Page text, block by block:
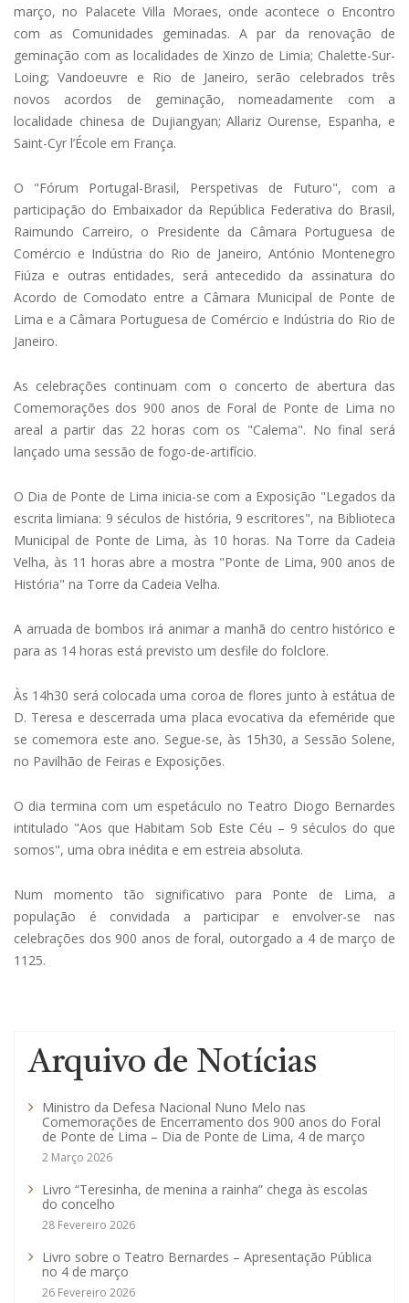
março, no Palacete Villa Moraes, onde acontece o Encontro
com as Comunidades geminadas. A par da renovação de
geminação com as localidades de Xinzo de Limia; Chalette-Sur-
Loing; Vandoeuvre e Rio de Janeiro, serão celebrados três
novos acordos de geminação, nomeadamente com a
localidade chinesa de Dujiangyan; Allariz Ourense, Espanha, e
Saint-Cyr l’École em França.
O "Fórum Portugal-Brasil, Perspetivas de Futuro", com a
participação do Embaixador da República Federativa do Brasil,
Raimundo Carreiro, o Presidente da Câmara Portuguesa de
Comércio e Indústria do Rio de Janeiro, António Montenegro
Fiúza e outras entidades, será antecedido da assinatura do
Acordo de Comodato entre a Câmara Municipal de Ponte de
Lima e a Câmara Portuguesa de Comércio e Indústria do Rio de
Janeiro.
As celebrações continuam com o concerto de abertura das
Comemorações dos 900 anos de Foral de Ponte de Lima no
areal a partir das 22 horas com os "Calema". No final será
lançado uma sessão de fogo-de-artifício.
O Dia de Ponte de Lima inicia-se com a Exposição "Legados da
escrita limiana: 9 séculos de história, 9 escritores", na Biblioteca
Municipal de Ponte de Lima, às 10 horas. Na Torre da Cadeia
Velha, às 11 horas abre a mostra "Ponte de Lima, 900 anos de
História" na Torre da Cadeia Velha.
A arruada de bombos irá animar a manhã do centro histórico e
para as 14 horas está previsto um desfile do folclore.
Às 14h30 será colocada uma coroa de flores junto à estátua de
D. Teresa e descerrada uma placa evocativa da efeméride que
se comemora este ano. Segue-se, às 15h30, a Sessão Solene,
no Pavilhão de Feiras e Exposições.
O dia termina com um espetáculo no Teatro Diogo Bernardes
intitulado "Aos que Habitam Sob Este Céu – 9 séculos do que
somos", uma obra inédita e em estreia absoluta.
Num momento tão significativo para Ponte de Lima, a
população é convidada a participar e envolver-se nas
celebrações dos 900 anos de foral, outorgado a 4 de março de
1125.
Arquivo de Notícias
Ministro da Defesa Nacional Nuno Melo nas
Comemorações de Encerramento dos 900 anos do Foral
de Ponte de Lima – Dia de Ponte de Lima, 4 de março
2 Março 2026
Livro “Teresinha, de menina a rainha” chega às escolas
do concelho
28 Fevereiro 2026
Livro sobre o Teatro Bernardes – Apresentação Pública
no 4 de março
26 Fevereiro 2026